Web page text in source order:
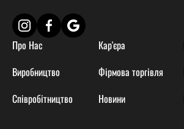
Про Нас
Виробництво
Співробітництво
Кар'єра
Фірмова торгівля
Новини